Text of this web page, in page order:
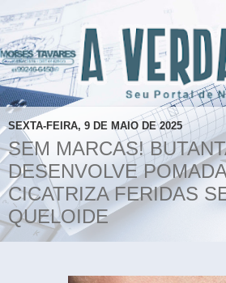
SEXTA-FEIRA, 9 DE MAIO DE 2025
SEM MARCAS!
DESENVOLVE
CICATRIZA FERIDAS
QUELOIDE